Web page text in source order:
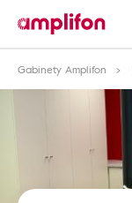
Gabinety Amplifon